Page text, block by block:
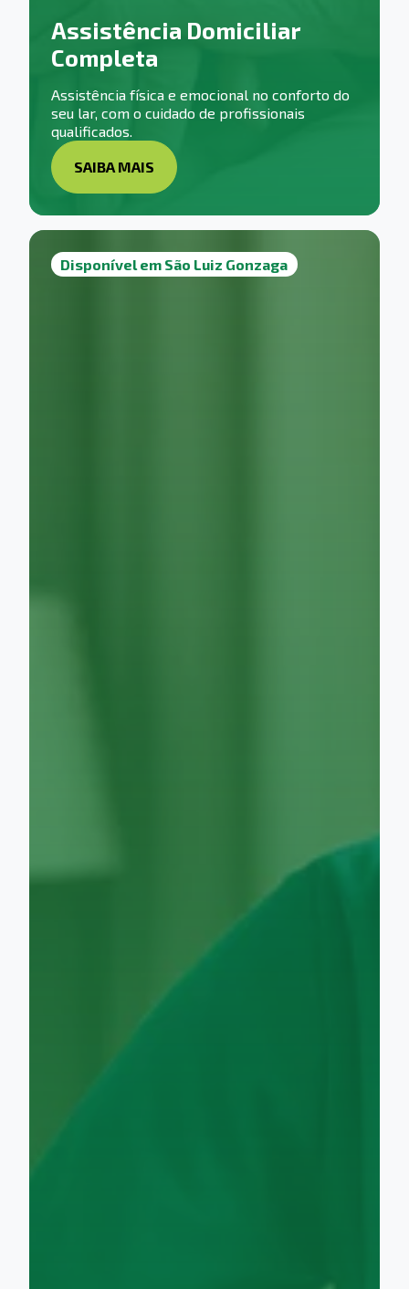
Assistência Domiciliar
Completa
Assistência física e emocional no conforto do
seu lar, com o cuidado de profissionais
qualificados.
SAIBA MAIS
Disponível em São Luiz Gonzaga